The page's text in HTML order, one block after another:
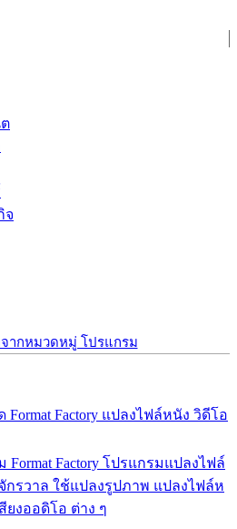
จ
ากหมวดหมู่ โปรแกรม
Format Factory แปลงไฟล์หนัง วิดีโอ
Factory โปรแกรมแปลงไฟล์
กรวาล ใช้แปลงรูปภาพ แปลงไฟล์ห
ยงออดิโอ ต่าง ๆ